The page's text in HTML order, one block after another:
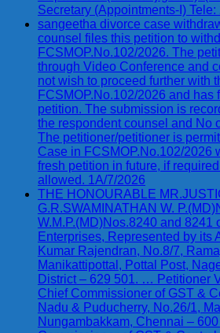
Secretary (Appointments-I) Tele:
sangeetha divorce case
counsel files this petition to
FCSMOP.No.102/2026. The
through Video Conference and
not wish to proceed further with
FCSMOP.No.102/2026 and has
petition. The submission is
the respondent counsel and No
The petitioner/petitioner is
Case in FCSMOP.No.102/2026
fresh petition in future, if
allowed. 1A/7/2026
THE HONOURABLE
G.R.SWAMINATHAN W.
W.M.P.(MD)Nos.8240 and 8241
Enterprises, Represented by its
Kumar Rajendran, No.8/7,
Manikattipottal, Pottal Post,
District – 629 501. … Petitioner
Chief Commissioner of GST &
Nadu & Puducherry, No.26/1,
Nungambakkam, Chennai –